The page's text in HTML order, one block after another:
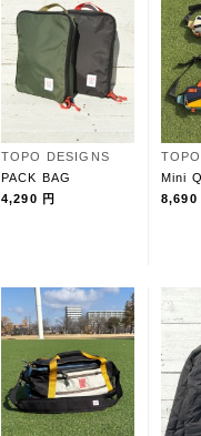
TOPO DESIGNS
PACK BAG
4,290 円
Mini
8,690